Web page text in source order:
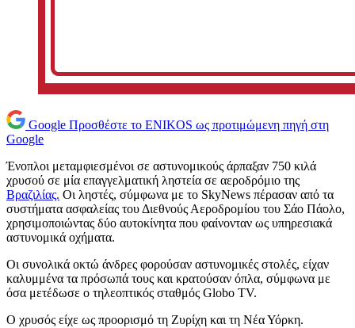
Google Προσθέστε το ENIKOS ως προτιμώμενη πηγή στη
Google
Ένοπλοι μεταμφιεσμένοι σε αστυνομικούς άρπαξαν 750 κιλά
χρυσού σε μία επαγγελματική ληστεία σε αεροδρόμιο της
Βραζιλίας. Οι ληστές, σύμφωνα με το SkyNews πέρασαν από τα
συστήματα ασφαλείας του Διεθνούς Αεροδρομίου του Σάο Πάολο,
χρησιμοποιώντας δύο αυτοκίνητα που φαίνονταν ως υπηρεσιακά
αστυνομικά οχήματα.
Οι συνολικά οκτώ άνδρες φορούσαν αστυνομικές στολές, είχαν
καλυμμένα τα πρόσωπά τους και κρατούσαν όπλα, σύμφωνα με
όσα μετέδωσε ο τηλεοπτικός σταθμός Globo TV.
Ο χρυσός είχε ως προορισμό τη Ζυρίχη και τη Νέα Υόρκη.